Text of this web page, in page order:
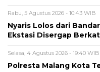
Rabu, 5 Agustus 2026 - 10:43 WIB
Nyaris Lolos dari
Ekstasi Disergap
Selasa, 4 Agustus 2026 - 19:40 WIB
Polresta Malang Kota